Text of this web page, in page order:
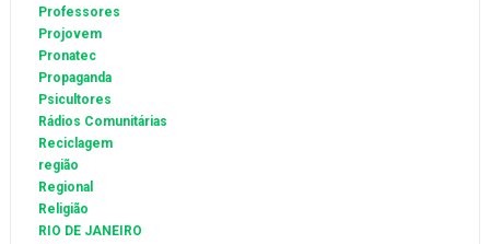
Professores
Projovem
Pronatec
Propaganda
Psicultores
Rádios Comunitárias
Reciclagem
região
Regional
Religião
RIO DE JANEIRO